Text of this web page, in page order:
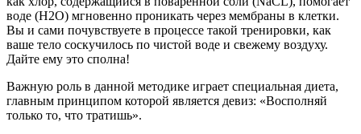
воде (H2O) мгновенно проникать через мембраны в клетки.
Вы и сами почувствуете в процессе такой тренировки, как
ваше тело соскучилось по чистой воде и свежему воздуху.
Дайте ему это сполна!
Важную роль в данной методике играет специальная диета,
главным принципом которой является девиз: «Восполняй
только то, что тратишь».